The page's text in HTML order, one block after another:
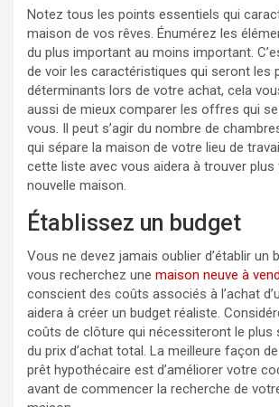
Notez tous les points essentiels qui
maison de vos rêves. Énumérez les
du plus important au moins important.
de voir les caractéristiques qui seront les
déterminants lors de votre achat, cela
aussi de mieux comparer les offres qui
vous. Il peut s’agir du nombre de
qui sépare la maison de votre lieu de
cette liste avec vous aidera à trouver
nouvelle maison.
Établissez un budget
Vous ne devez jamais oublier d’établir un
vous recherchez une maison neuve à
conscient des coûts associés à l’achat
aidera à créer un budget réaliste.
coûts de clôture qui nécessiteront le plus
du prix d’achat total. La meilleure façon
prêt hypothécaire est d’améliorer votre
avant de commencer la recherche de